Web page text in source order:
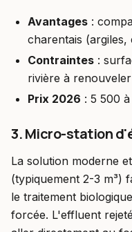
Avantages :
charentais (argiles,
Contraintes :
rivière à
Prix 2026 : 5 500
3. Micro-station
La solution moderne
(typiquement 2-3 m³)
le traitement
forcée. L'effluent